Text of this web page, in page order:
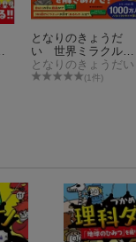
となりのきょうだ
い 世界ミラクル探
検隊 伝説の遺せき
へタイムトラベル！
となりのきょうだい
(1件)